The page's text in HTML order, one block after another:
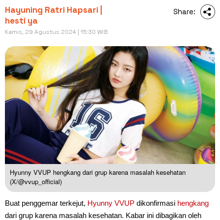
Hayuning Ratri Hapsari |
hesti ya
Kamis, 29 Agustus 2024 | 15:30 WIB
Share:
Hyunny VVUP hengkang dari grup karena masalah kesehatan
(X/@vvup_official)
Buat penggemar terkejut, Hyunny VVUP dikonfirmasi hengkang
dari grup karena masalah kesehatan. Kabar ini dibagikan oleh